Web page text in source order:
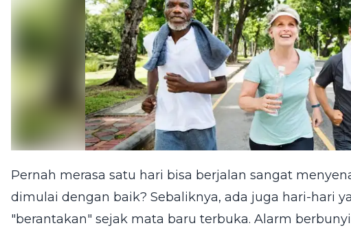
Pernah merasa satu hari bisa berjalan sangat
dimulai dengan baik? Sebaliknya, ada juga hari-hari
"berantakan" sejak mata baru terbuka. Alarm